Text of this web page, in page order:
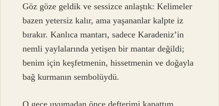
Göz göze geldik ve sessizce anlaştık: Kelimeler
bazen yetersiz kalır, ama yaşananlar kalpte iz
bırakır. Kanlıca mantarı, sadece Karadeniz’in
nemli yaylalarında yetişen bir mantar değildi;
benim için keşfetmenin, hissetmenin ve doğayla
bağ kurmanın sembolüydü.
O gece uyumadan önce defterimi kapattım.